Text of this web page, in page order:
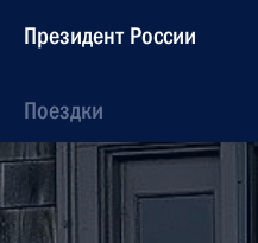
Президент России
Поездки